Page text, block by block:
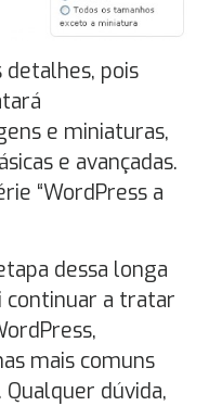
pois
e miniaturas,
e avançadas.
“WordPress a
dessa longa
continuar a tratar
mais comuns
dúvida,